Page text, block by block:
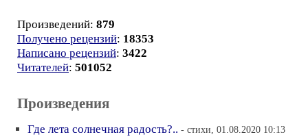
Произведений: 879
Получено рецензий: 18353
Написано рецензий: 3422
Читателей: 501052
Произведения
Где лета солнечная радость?.. - стихи, 01.08.2020 10:13